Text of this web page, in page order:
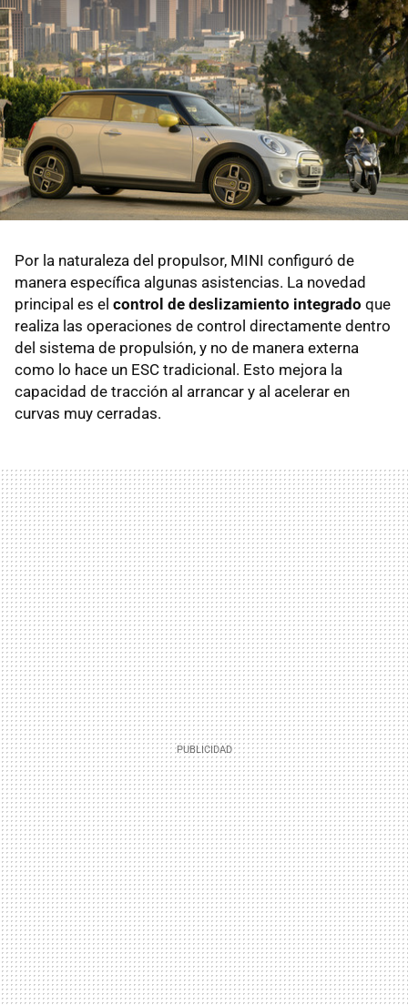
Por la naturaleza del propulsor, MINI configuró de
manera específica algunas asistencias. La novedad
principal es el control de deslizamiento integrado que
realiza las operaciones de control directamente dentro
del sistema de propulsión, y no de manera externa
como lo hace un ESC tradicional. Esto mejora la
capacidad de tracción al arrancar y al acelerar en
curvas muy cerradas.